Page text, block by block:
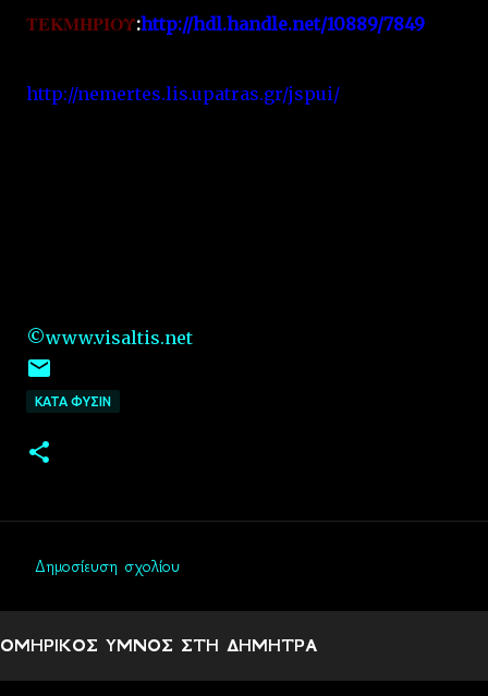
ΤΕΚΜΗΡΙΟΥ:http://hdl.handle.net/10889/7849
http://nemertes.lis.upatras.gr/jspui/
©www.visaltis.net
ΚΑΤΑ ΦΥΣΙΝ
ό
λ
Δημοσίευση σχολίου
ΟΜΗΡΙΚΟΣ ΥΜΝΟΣ ΣΤΗ ΔΗΜΗΤΡΑ